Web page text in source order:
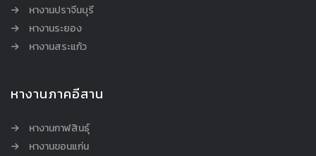
หางานปราจีนบุรี
หางานระยอง
หางานสระแก้ว
หางานภาคอีสาน
หางานกาฬสินธุ์
หางานขอนแก่น